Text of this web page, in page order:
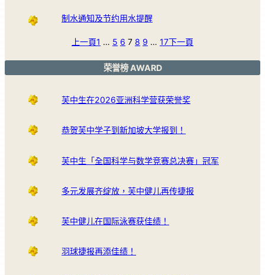
制水通知及节约用水提醒
上一頁1 … 5 6 7 8 9 … 17下一頁
荣誉榜 AWARD
芙中生在2026亚洲科学营获荣誉奖
恭贺芙中学子到新加坡大学报到！
芙中生「全国科学与数学竞赛总决赛」冠军
多元发展齐绽放，芙中健儿再传捷报
芙中健儿在国际泳赛获佳绩！
羽球捷报再添佳绩！